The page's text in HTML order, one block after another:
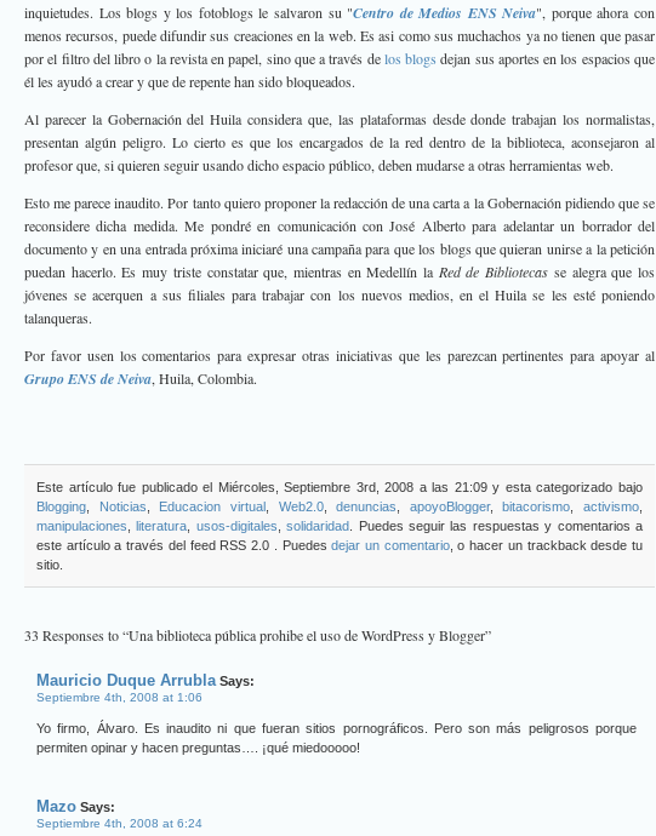
inquietudes. Los blogs y los fotoblogs le salvaron su "Centro de Medios ENS Neiva", porque ahora con
menos recursos, puede difundir sus creaciones en la web. Es asi como sus muchachos ya no tienen que pasar
por el filtro del libro o la revista en papel, sino que a través delos blogs dejan sus aportes en los espacios que
él les ayudó a crear y que de repente han sido bloqueados.
Al parecer la Gobernación del Huila considera que, las plataformas desde donde trabajan los normalistas,
presentan algún peligro. Lo cierto es que los encargados de la red dentro de la biblioteca, aconsejaron al
profesor que, si quieren seguir usando dicho espacio público, deben mudarse a otras herramientas web.
Esto me parece inaudito. Por tanto quiero proponer la redacción de una carta a la Gobernación pidiendo que se
reconsidere dicha medida. Me pondré en comunicación con José Alberto para adelantar un borrador del
documento y en una entrada próxima iniciaré una campaña para que los blogs que quieran unirse a la petición
puedan hacerlo. Es muy triste constatar que, mientras en Medellín la Red de Bibliotecas se alegra que los
jóvenes se acerquen a sus filiales para trabajar con los nuevos medios, en el Huila se les esté poniendo
talanqueras.
Por favor usen los comentarios para expresar otras iniciativas que les parezcan pertinentes para apoyar al
Grupo ENS de Neiva, Huila, Colombia.
Este artículo fue publicado el Miércoles, Septiembre 3rd, 2008 a las 21:09 y esta categorizado bajo
Blogging
Noticias Educacion virtual, Web2.0,denuncias apoyoBlogger,bitacorismo activismo
manipulaciones ,literatura usos-digitales ,solidaridad . Puedes seguir las respuestas y comentarios a
este artículo a través del feed RSS 2.0 . Puedesdejar un comentario, o hacer un trackback desde tu
sitio.
33 Responses to “Una biblioteca pública prohibe el uso de WordPress y Blogger”
Mauricio Duque Arrubla Says:
Septiembre 4th, 2008 at 1:06
Yo firmo, Álvaro. Es inaudito ni que fueran sitios pornográficos. Pero son más peligrosos porque
permiten opinar y hacen preguntas…. ¡qué miedooooo!
Mazo Says:
Septiembre 4th, 2008 at 6:24